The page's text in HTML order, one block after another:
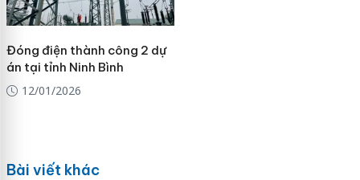
Đóng điện thành công 2 dự
án tại tỉnh Ninh Bình
12/01/2026
Bài viết khác